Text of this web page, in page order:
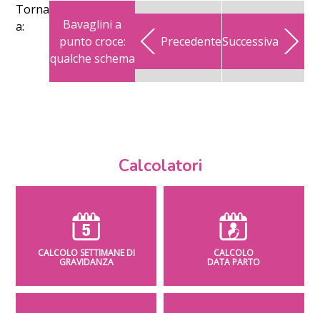
Torna
a:
Bavaglini a
punto croce:
qualche schema
PrecedenteSuccessiva
Calcolatori
CALCOLO SETTIMANE DI
GRAVIDANZA
CALCOLO
DATA PARTO